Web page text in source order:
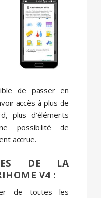
de passer en
accès à plus de
plus d’éléments
possibilité de
accrue.
DE LA
V4 :
de toutes les